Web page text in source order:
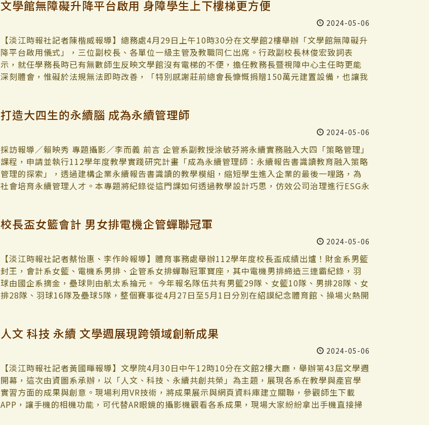
文學館無障礙升降平台啟用 身障學生上下樓梯更方便
2024-05-06
【淡江時報社記者陳楷威報導】總務處4月29日上午10時30分在文學館2樓舉辦「文學館無障礙升
降平台啟用儀式」，三位副校長、各單位一級主管及教職同仁出席。行政副校長林俊宏致詞表
示，就任學務長時已有無數師生反映文學館沒有電梯的不便，擔任教務長暨視障中心主任時更能
深刻體會，惟礙於法規無法即時改善，「特別感謝莊前總會長慷慨捐贈150萬元建置設備，也讓我
己擔任做志工後，就一直和身心障礙者在一起互動，特別體會這些族群的不便，希望有需要的師
長及同學多加利用，讓學校的教學環境更加友善。」教科四鄭翼安特別代表學生感謝莊子華，升
降平台提供安全且舒適的爬坡方式，讓他們有機會可以不需要別人的協助，隨時可以上下樓，
「這樣的自主性在生活方面，對我們而言至關重要。」 總務長蕭瑞祥說明，為解決文學館行動不
便者上下樓之困擾，總務處過去曾提出外掛式電梯的解決方案，但礙於法規及建築體結構考量未
能採用。112年3月與視障資源中心會勘研議後，報請學校同意於文學館樓梯設置1至6樓之無障礙
升降平台。於112年9月開工，113年2月26日完成驗收，歷經兩個月的安全測試後正式啟用。文學
打造大四生的永續腦 成為永續管理師
2024-05-06
採訪報導／賴映秀 專題攝影／李而義 前言 企管系副教授涂敏芬將永續實務融入大四「策略管理」
課程，申請並執行112學年度教學實踐研究計畫「成為永續管理師：永續報告書識讀教育融入策略
管理的探索」，透過建構企業永續報告書識讀的教學模組，縮短學生進入企業的最後一哩路，為
社會培育永續管理人才。本專題將紀錄從這門課如何透過教學設計巧思，仿效公司治理進行ESG永
我寫下我的課程目標：設計一門永續實務融入策略管理的專業課程。」涂敏芬在她經營的「敏學
坊」影音中，吐露當初申請計畫的心路。 大四學生需要銜接職場，而「策略管理」這門課是企管
系的最後一門必修課，「這個轉渡的過程要如何規劃跟經營？如何設計我們的教學模組的主題，
才能夠為社會培育永續管理的人才？」在經過思考和反覆自問後，她勇敢的定下計畫名稱——成為
永續管理師。「不只是學生，我覺得老師其實也是，就是——師生共同成為永續管理師。」她以十
個字形容她的初衷：「行動中發現，模糊中前進」。 四大教學模組 小組公司化實作 她想透過
建構企業永續報告書識讀的方式，建立一個可以重複操作的教學模組。有了這個構思，四大教學
管理的課程宛如一個小市場。以「小組公司化」的方式，把全班分為10組，進行團隊學習。進入
這個課程的學生就是董事長、執行長、財務長、稽核長、公關長、永續長，教師是金管會主席，
而期末的報告就是各小組公司的「永續學習報告書」發布會，也就是永續學習歷程的報導揭露。
這整個仿真的學習環境，就是涂敏芬所謂的「學教治理3.0」——小組公司化的競合共學機制。 在
公司治理之下，首先學生利用心智圖、管理框架、商業模式圖來探討策略知能學習主題，並利用
企業流行的績效評估工具OGSM、BOSS企業經營模擬系統，在這一門永續課程中，建立永續學習
報告書的「策略知能」學習模組，設法讓每個小組公司達到設定目標：在這個學期結束以前，藉
校長盃女籃會計 男女排電機企管蟬聯冠軍
2024-05-06
【淡江時報社記者蔡怡惠、李作皊報導】體育事務處舉辦112學年度校長盃成績出爐！財金系男籃
封王，會計系女籃、電機系男排、企管系女排蟬聯冠軍寶座，其中電機男排締造三連霸紀錄，羽
球由國企系摘金，壘球則由航太系掄元。 今年報名隊伍共有男籃29隊、女籃10隊、男排28隊、女
排28隊、羽球16隊及壘球5隊，整個賽事從4月27日至5月1日分別在紹謨紀念體育館、操場火熱開
這次校長盃無比精彩。他表示，「體育不僅僅是一項運動，更是培養團隊合作、毅力，以及領導
能力的重要途徑。希望學生們都能從運動中獲得啟發，將這種精神融入生活的不同面向。」 連續3
年帶領電機系摘金的男排隊長、電機碩二陳勁甫表示，今年加入許多大一學弟，由於平時較難聚
齊練習，因此特別針對彼此的契合度討論陣容，慢慢預熱調整，「希望下次系主任能現身為我們
加油！」 在終局最後3秒投出關鍵三分球，成功逆轉賽事的財金系男籃隊長、財金四劉秉翰分享，
本次比賽沒有太多時間練習，很高興隊友們到後期越來越投入，願意擠出時間一起努力，才得以
奪冠。「很開心自己能抓住最後空檔，替團隊爭光！希望未來能有更多學弟參與，一起讓系籃變
人文 科技 永續 文學週展現跨領域創新成果
2024-05-06
【淡江時報社記者黃國暉報導】文學院4月30日中午12時10分在文館2樓大廳，舉辦第43屆文學週
開幕，這次由資圖系承辦，以「人文、科技、永續共創共榮」為主題，展現各系在教學與產官學
實習方面的成果與創意。現場利用VR技術，將成果展示與網頁資料庫建立關聯，參觀師生下載
APP，讓手機的相機功能，可代替AR眼鏡的攝影機觀看各系成果，現場大家紛紛拿出手機直接掃